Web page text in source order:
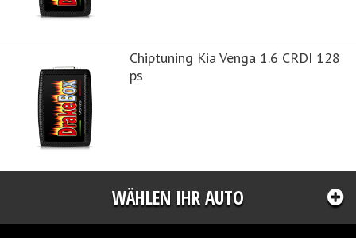
Chiptuning Kia Venga 1.6 CRDI 128
ps
WÄHLEN IHR AUTO